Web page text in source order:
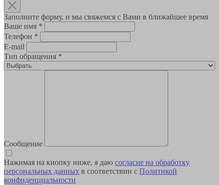
Заполните форму, и мы свяжемся с Вами в ближайшее время
Ваше имя *
Телефон *
E-mail
Тип обращения *
Сообщение
Нажимая на кнопку ниже, я даю согласие на обработку
персональных данных в соответствии с Политикой
конфиденциальности